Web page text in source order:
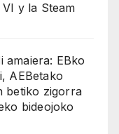
y la Steam
amaiera: EBko
AEBetako
betiko zigorra
bideojoko